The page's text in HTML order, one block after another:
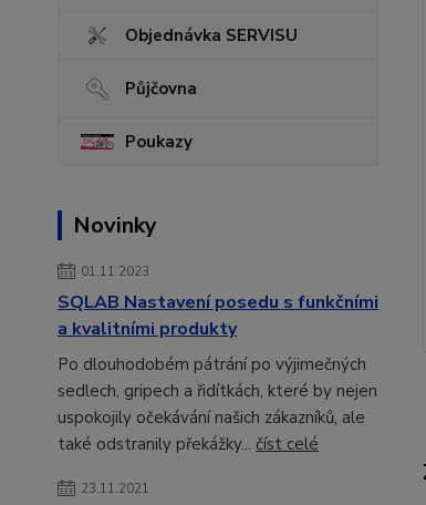
Objednávka SERVISU
Půjčovna
Poukazy
Novinky
01.11.2023
SQLAB Nastavení posedu s funkčními
a kvalitními produkty
Po dlouhodobém pátrání po výjimečných
sedlech, gripech a řidítkách, které by nejen
uspokojily očekávání našich zákazníků, ale
také odstranily překážky... číst celé
23.11.2021